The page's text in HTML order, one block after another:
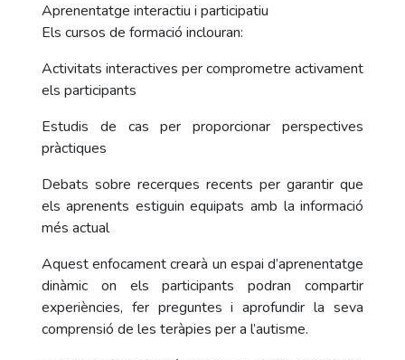
Aprenentatge interactiu i participatiu
Els cursos de formació inclouran:
Activitats interactives per comprometre activament
els participants
Estudis de cas per proporcionar perspectives
pràctiques
Debats sobre recerques recents per garantir que
els aprenents estiguin equipats amb la informació
més actual
Aquest enfocament crearà un espai d’aprenentatge
dinàmic on els participants podran compartir
experiències, fer preguntes i aprofundir la seva
comprensió de les teràpies per a l’autisme.